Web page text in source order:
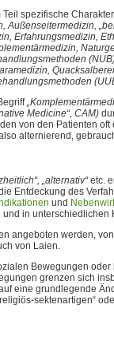
spezifische
Außenseitermedizin,
Erfahrungsmedizin,
Medicine“, CAM)
von den Patienten
alternierend,
„alternativ“etc.
Entdeckung des
und
in unterschiedlichen
angeboten werden,
von Laien.
Bewegungen oder
grenzen sich
eine grundlegende
sektenartigen“